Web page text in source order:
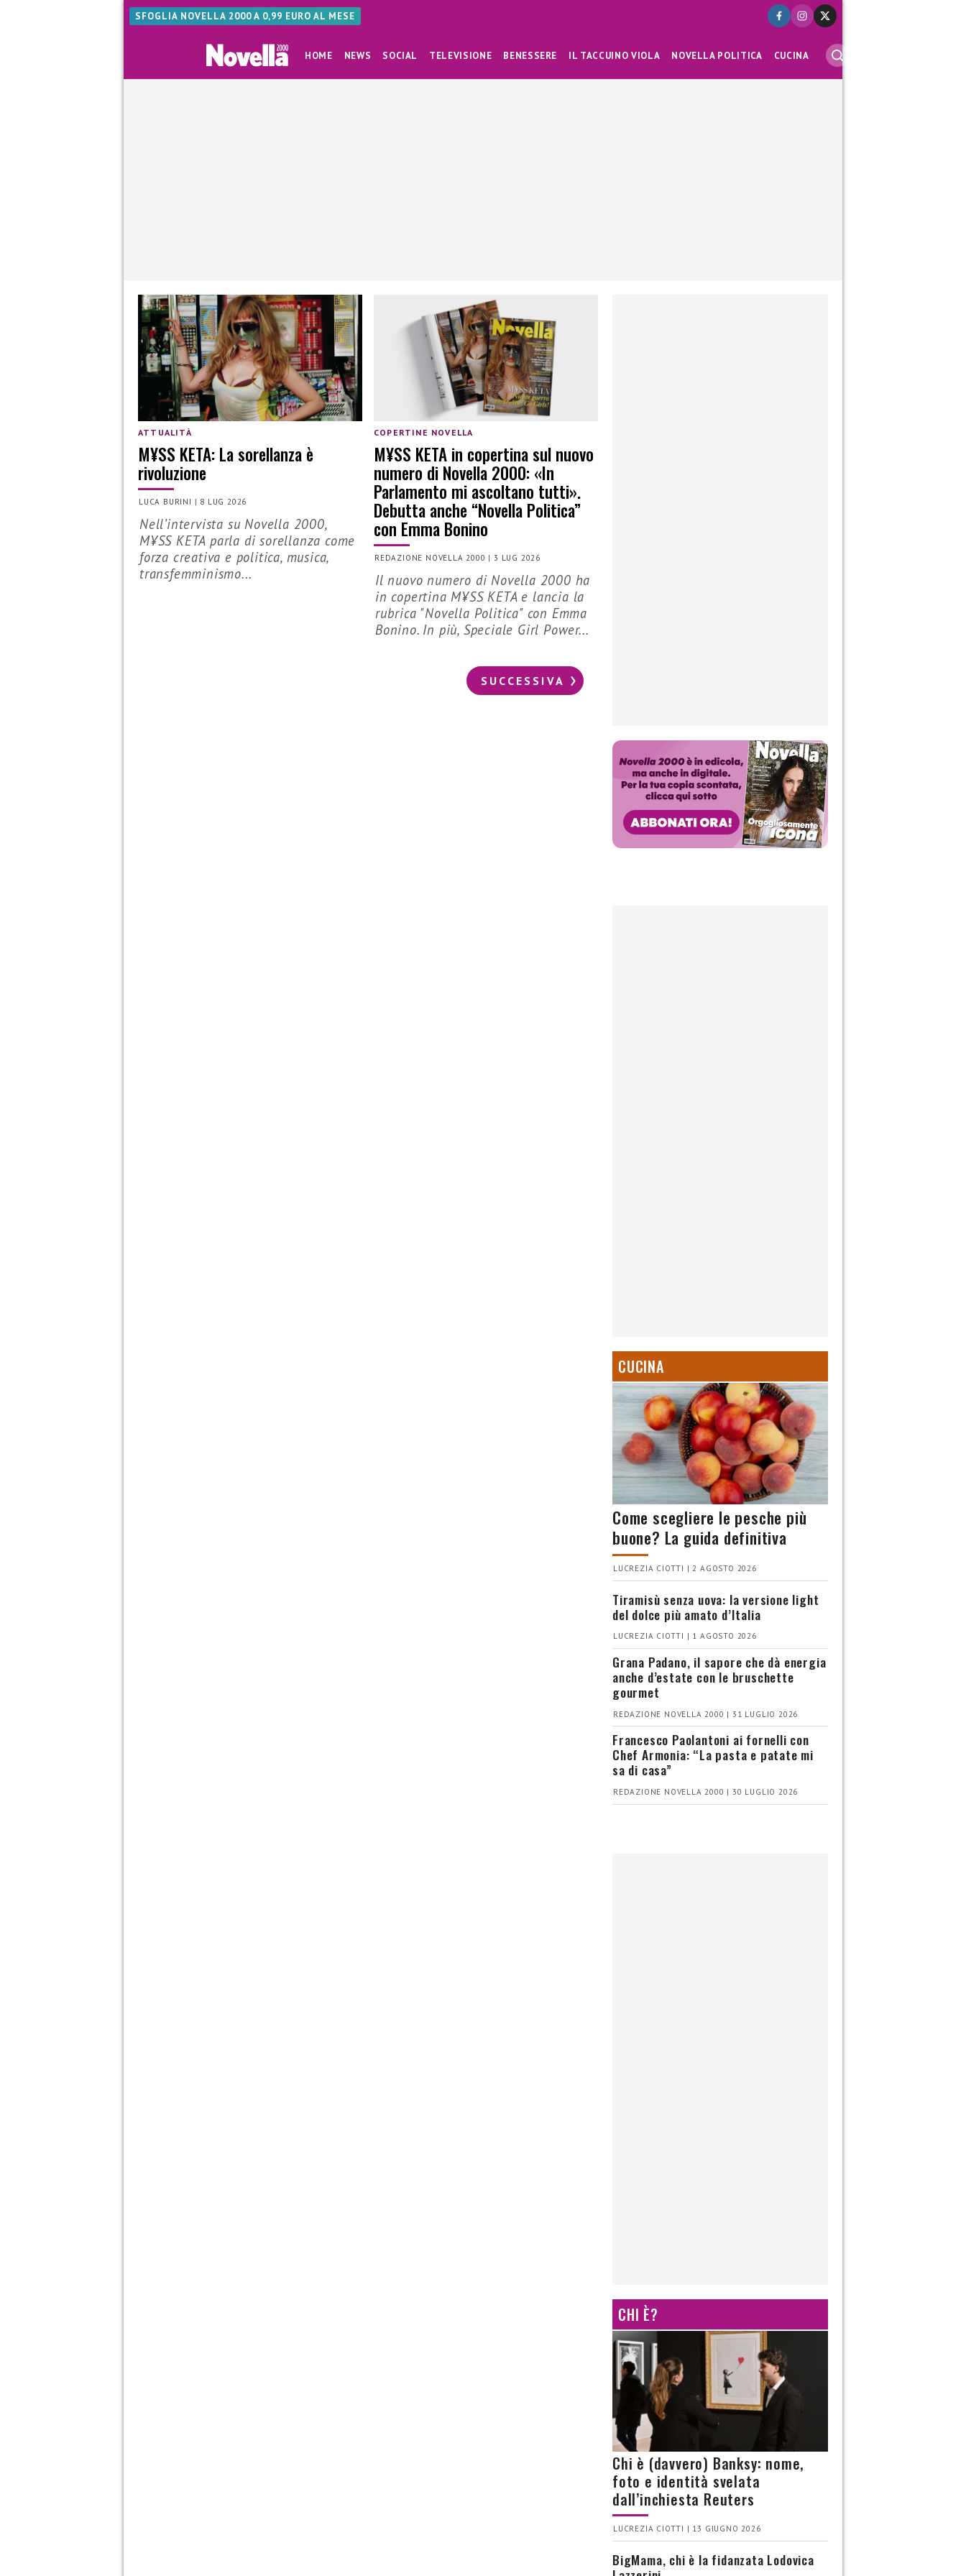
SFOGLIA NOVELLA 2000 A 0,99 EURO AL MESE
HOME NEWS SOCIAL TELEVISIONE BENESSERE IL TACCUINO VIOLA NOVELLA POLITICA CUCINA
ATTUALITÀ
M¥SS KETA: La sorellanza è
rivoluzione
LUCA BURINI | 8 LUG 2026
Nell’intervista su Novella 2000,
M¥SS KETA parla di sorellanza come
forza creativa e politica, musica,
transfemminismo...
COPERTINE NOVELLA
M¥SS KETA in copertina sul nuovo
numero di Novella 2000: «In
Parlamento mi ascoltano tutti».
Debutta anche “Novella Politica”
con Emma Bonino
REDAZIONE NOVELLA 2000 |3 LUG 2026
Il nuovo numero di Novella 2000 ha
in copertina M¥SS KETA e lancia la
rubrica "Novella Politica" con Emma
Bonino. In più, Speciale Girl Power...
SUCCESSIVA
CUCINA
Come scegliere le pesche più
buone? La guida definitiva
LUCREZIA CIOTTI | 2 AGOSTO 2026
Tiramisù senza uova: la versione light
del dolce più amato d’Italia
LUCREZIA CIOTTI | 1 AGOSTO 2026
Grana Padano, il sapore che dà energia
anche d’estate con le bruschette
gourmet
REDAZIONE NOVELLA 2000 | 31 LUGLIO 2026
Francesco Paolantoni ai fornelli con
Chef Armonia: “La pasta e patate mi
sa di casa”
REDAZIONE NOVELLA 2000 | 30 LUGLIO 2026
CHI È?
Chi è (davvero) Banksy: nome,
foto e identità svelata
dall’inchiesta Reuters
LUCREZIA CIOTTI | 13 GIUGNO 2026
BigMama, chi è la fidanzata Lodovica